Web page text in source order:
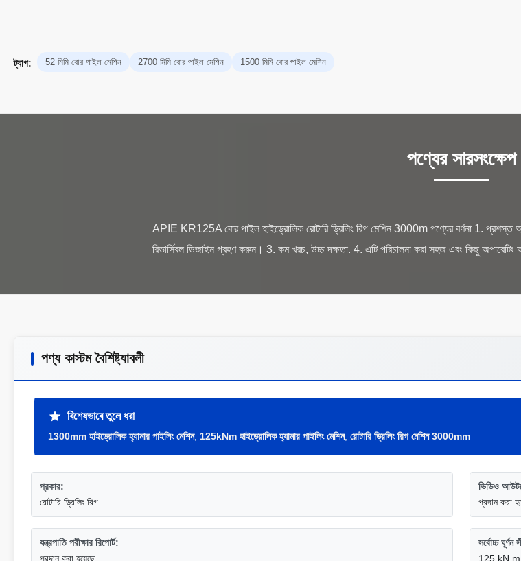
ট্যাগ: 52 মিমি বোর পাইল মেশিন 2700 মিমি বোর পাইল মেশিন 1500 মিমি বোর পাইল মেশিন
পণ্যের সারসংক্ষেপ
APIE KR125A বোর পাইল হাইড্রোলিক রোটারি ড্রিলিং রিগ মেশিন 3000m পণ্যের বর্ণনা 1. প্রশস্ত
পণ্য কাস্টম বৈশিষ্ট্যাবলী
বিশেষভাবে তুলে ধরা
1300mm হাইড্রোলিক হ্যামার পাইলিং মেশিন, 125kNm হাইড্রোলিক হ্যামার পাইলিং মেশিন, রোটারি ড্রিলিং রিগ মেশিন 3000mm
প্রকার:
রোটারি ড্রিলিং রিগ
ভিডিও
প্রদান করা
যন্ত্রপাতি পরীক্ষার রিপোর্ট:
প্রদান করা হয়েছে
সর্বোচ্চ ঘূর্ণন
125 kN.m